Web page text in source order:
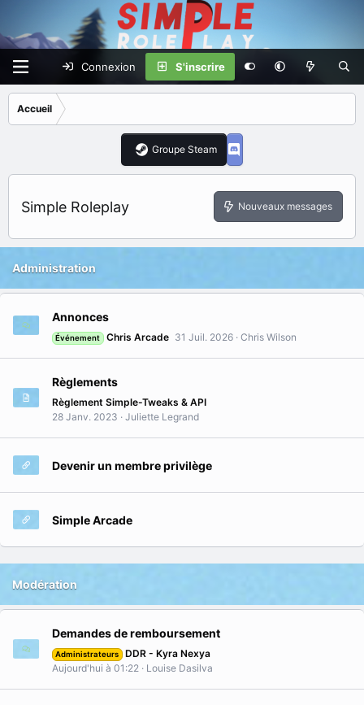
Connexion S'inscrire
Accueil
Groupe Steam
Simple Roleplay Nouveaux messages
Administration
Annonces
Événement Chris Arcade 31 Juil. 2026 Chris Wilson
Règlements
Règlement Simple-Tweaks & API
28 Janv. 2023
Juliette Legrand
Devenir un membre privilège
Simple Arcade
Modération
Demandes de remboursement
Administrateurs
DDR - Kyra Nexya
Aujourd'hui à 01:22
Louise Dasilva